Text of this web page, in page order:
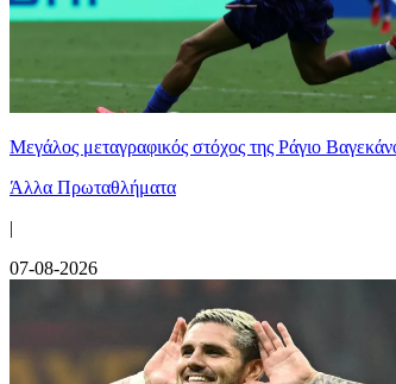
Μεγάλος μεταγραφικός στόχος της Ράγιο
Άλλα Πρωταθλήματα
|
07-08-2026